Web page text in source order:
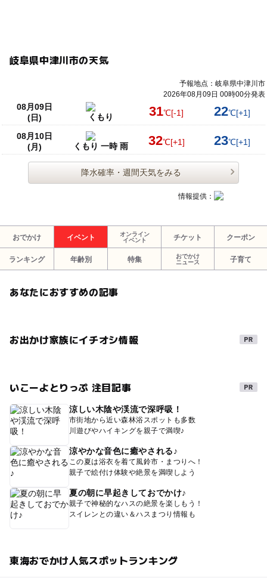
岐阜県中津川市の天気
予報地点：岐阜県中津川市
2026年08月09日 00時00分発表
08月09日
(日)
くもり 31℃[-1] 22℃[+1]
08月10日
(月)
くもり 一時 雨 32℃[+1] 23℃[+1]
降水確率・週間天気をみる
情報提供：
おでかけ イベント
オンライン
イベント
チケット クーポン
ランキング 年齢別 特集
おでかけ
ニュース
子育て
あなたにおすすめの記事
お出かけ家族にイチオシ情報
いこーよとりっぷ 注目記事
涼しい木陰や渓流で深呼吸！
市街地から近い森林浴スポットも多数
川遊びやハイキングを親子で満喫♪
涼やかな音色に癒やされる♪
この夏は浴衣を着て風鈴市・まつりへ！
親子で絵付け体験や絶景を満喫しよう
夏の朝に早起きしておでかけ♪
親子で神秘的なハスの絶景を楽しもう！
スイレンとの違い＆ハスまつり情報も
東海おでかけ人気スポットランキング